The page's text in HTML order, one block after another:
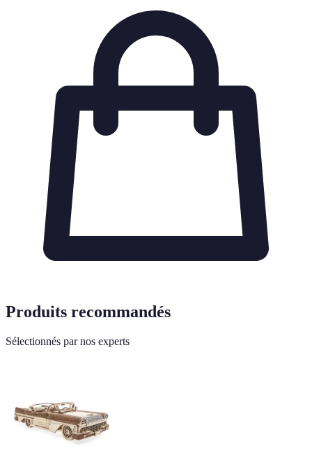
Produits recommandés
Sélectionnés par nos experts